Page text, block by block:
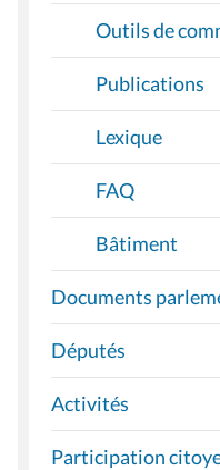
Outils de
Publications
Lexique
FAQ
Bâtiment
Documents
Députés
Activités
Participation